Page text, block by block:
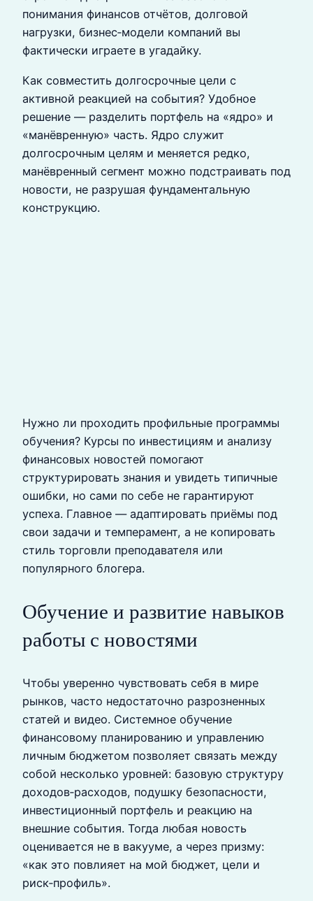
понимания финансов отчётов, долговой
нагрузки, бизнес‑модели компаний вы
фактически играете в угадайку.
Как совместить долгосрочные цели с
активной реакцией на события? Удобное
решение — разделить портфель на «ядро» и
«манёвренную» часть. Ядро служит
долгосрочным целям и меняется редко,
манёвренный сегмент можно подстраивать под
новости, не разрушая фундаментальную
конструкцию.
Нужно ли проходить профильные программы
обучения? Курсы по инвестициям и анализу
финансовых новостей помогают
структурировать знания и увидеть типичные
ошибки, но сами по себе не гарантируют
успеха. Главное — адаптировать приёмы под
свои задачи и темперамент, а не копировать
стиль торговли преподавателя или
популярного блогера.
Обучение и развитие навыков
работы с новостями
Чтобы уверенно чувствовать себя в мире
рынков, часто недостаточно разрозненных
статей и видео. Системное обучение
финансовому планированию и управлению
личным бюджетом позволяет связать между
собой несколько уровней: базовую структуру
доходов‑расходов, подушку безопасности,
инвестиционный портфель и реакцию на
внешние события. Тогда любая новость
оценивается не в вакууме, а через призму:
«как это повлияет на мой бюджет, цели и
риск‑профиль».